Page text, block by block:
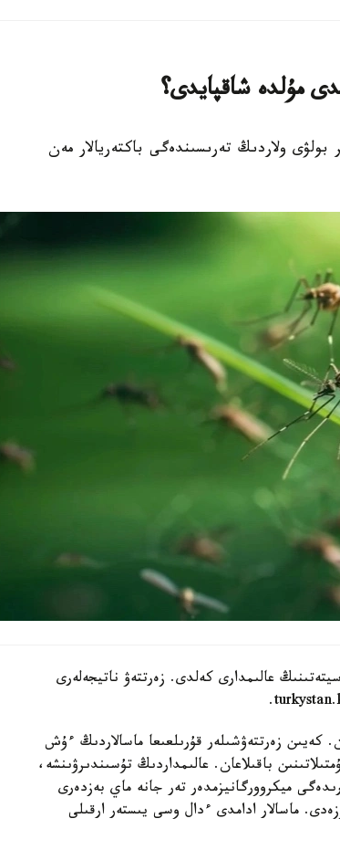
مۇلدە شاقپايدى؟
بولۋى ولاردىڭ تەرىسىندەگى باكتەريالار مەن
عالىمدارى كەلدى. زەرتتەۋ ناتيجەلەرى
كەيىن زەرتتەۋشىلەر قۇرىلعىعا ماسالاردىڭ ءۇش
باقىلاعان. عالىمداردىڭ تۇسىندىرۋىنشە،
ميكروورگانيزمدەر تەر جانە ماي بەزدەرى
ماسالار ادامدى ءدال وسى يىستەر ارقىلى